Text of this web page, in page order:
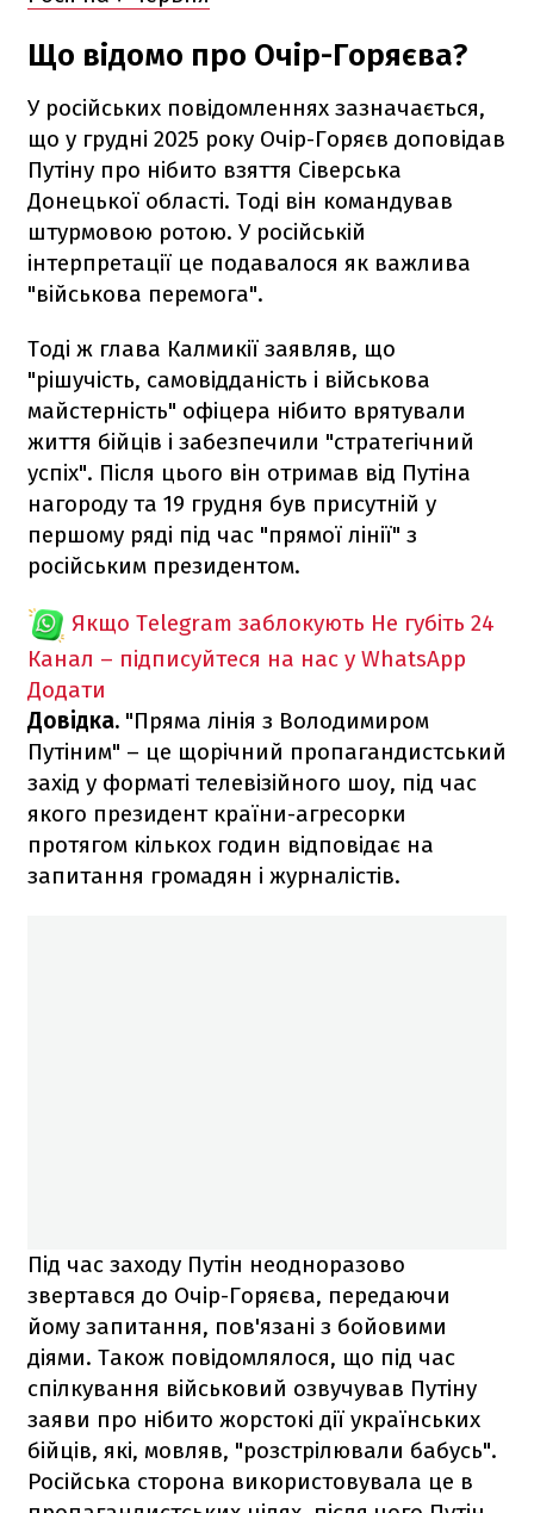
Що відомо про Очір-Горяєва?
У російських повідомленнях зазначається,
що у грудні 2025 року Очір-Горяєв доповідав
Путіну про нібито взяття Сіверська
Донецької області. Тоді він командував
штурмовою ротою. У російській
інтерпретації це подавалося як важлива
"військова перемога".
Тоді ж глава Калмикії заявляв, що
"рішучість, самовідданість і військова
майстерність" офіцера нібито врятували
життя бійців і забезпечили "стратегічний
успіх". Після цього він отримав від Путіна
нагороду та 19 грудня був присутній у
першому ряді під час "прямої лінії" з
російським президентом.
Якщо Telegram заблокують Не губіть 24
Канал – підписуйтеся на нас у WhatsApp
Додати
Довідка. "Пряма лінія з Володимиром
Путіним" – це щорічний пропагандистський
захід у форматі телевізійного шоу, під час
якого президент країни-агресорки
протягом кількох годин відповідає на
запитання громадян і журналістів.
Під час заходу Путін неодноразово
звертався до Очір-Горяєва, передаючи
йому запитання, пов'язані з бойовими
діями. Також повідомлялося, що під час
спілкування військовий озвучував Путіну
заяви про нібито жорстокі дії українських
бійців, які, мовляв, "розстрілювали бабусь".
Російська сторона використовувала це в